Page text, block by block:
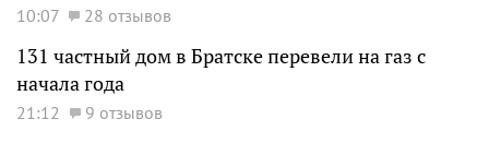
10:07 28 отзывов
131 частный дом в Братске перевели на газ с
начала года
21:12
9 отзывов